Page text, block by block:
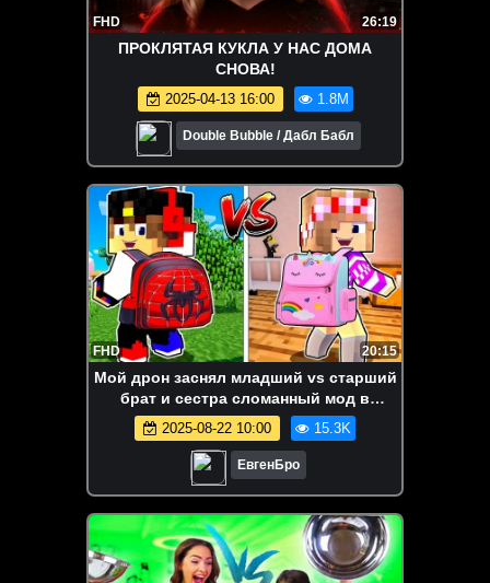
FHD 26:19
ПРОКЛЯТАЯ КУКЛА У НАС ДОМА
СНОВА!
2025-04-13 16:00 1.8M
Double Bubble / Дабл Бабл
FHD 20:15
Мой дрон заснял младший vs старший
брат и сестра сломанный мод в
майнкрафт! девушка новичок видео
minecraft
2025-08-22 10:00 15.3K
ЕвгенБро